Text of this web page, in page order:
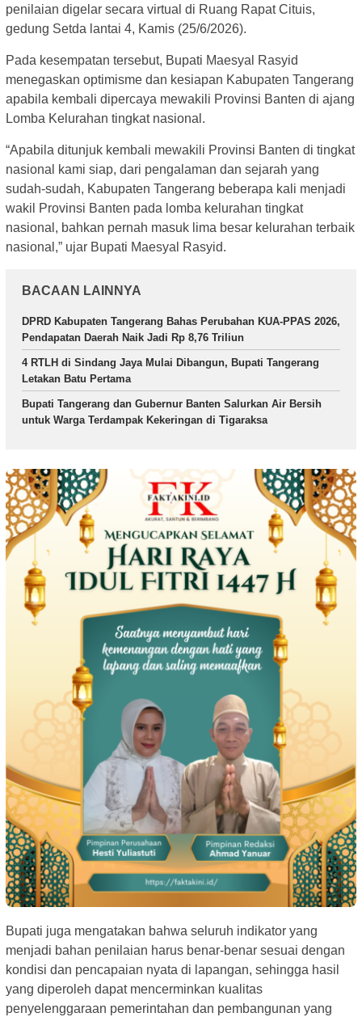
penilaian digelar secara virtual di Ruang Rapat Cituis,
gedung Setda lantai 4, Kamis (25/6/2026).
Pada kesempatan tersebut, Bupati Maesyal Rasyid
menegaskan optimisme dan kesiapan Kabupaten Tangerang
apabila kembali dipercaya mewakili Provinsi Banten di ajang
Lomba Kelurahan tingkat nasional.
“Apabila ditunjuk kembali mewakili Provinsi Banten di tingkat
nasional kami siap, dari pengalaman dan sejarah yang
sudah-sudah, Kabupaten Tangerang beberapa kali menjadi
wakil Provinsi Banten pada lomba kelurahan tingkat
nasional, bahkan pernah masuk lima besar kelurahan terbaik
nasional,” ujar Bupati Maesyal Rasyid.
BACAAN LAINNYA
DPRD Kabupaten Tangerang Bahas Perubahan KUA-PPAS 2026,
Pendapatan Daerah Naik Jadi Rp 8,76 Triliun
4 RTLH di Sindang Jaya Mulai Dibangun, Bupati Tangerang
Letakan Batu Pertama
Bupati Tangerang dan Gubernur Banten Salurkan Air Bersih
untuk Warga Terdampak Kekeringan di Tigaraksa
Bupati juga mengatakan bahwa seluruh indikator yang
menjadi bahan penilaian harus benar-benar sesuai dengan
kondisi dan pencapaian nyata di lapangan, sehingga hasil
yang diperoleh dapat mencerminkan kualitas
penyelenggaraan pemerintahan dan pembangunan yang